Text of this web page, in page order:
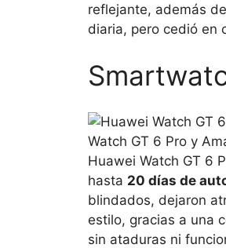
reflejante, además
diaria, pero cedió en
Watch GT 6 Pro y
Huawei Watch GT 6
hasta 20 días de
blindados, dejaron
estilo, gracias a una
sin ataduras ni